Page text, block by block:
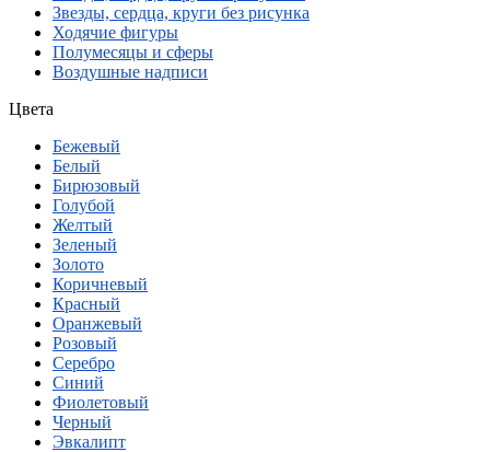
Звезды, сердца, круги без рисунка
Ходячие фигуры
Полумесяцы и сферы
Воздушные надписи
Цвета
Бежевый
Белый
Бирюзовый
Голубой
Желтый
Зеленый
Золото
Коричневый
Красный
Оранжевый
Розовый
Серебро
Синий
Фиолетовый
Черный
Эвкалипт